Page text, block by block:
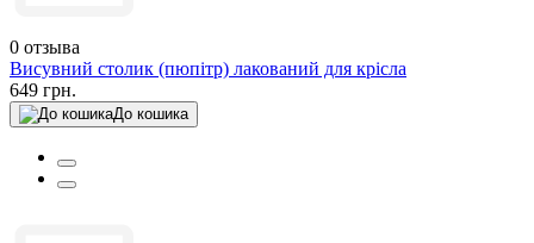
0 отзыва
Висувний столик (пюпітр) лакований для крісла
649 грн.
До кошика